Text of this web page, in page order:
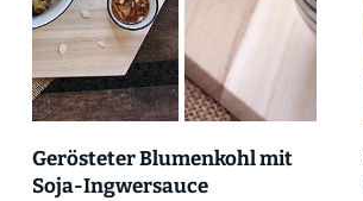
Gerösteter Blumenkohl mit
Soja-Ingwersauce